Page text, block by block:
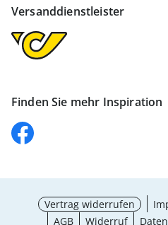
Versanddienstleister
Finden Sie mehr Inspiration
Vertrag widerrufen
AGB
Widerruf